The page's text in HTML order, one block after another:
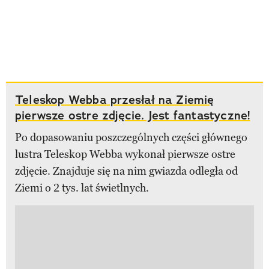
Teleskop Webba przesłał na Ziemię
pierwsze ostre zdjęcie. Jest fantastyczne!
Po dopasowaniu poszczególnych części głównego
lustra Teleskop Webba wykonał pierwsze ostre
zdjęcie. Znajduje się na nim gwiazda odległa od
Ziemi o 2 tys. lat świetlnych.